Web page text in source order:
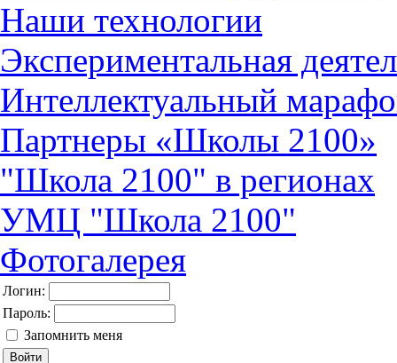
Наши технологии
Экспериментальная
Интеллектуальный
Партнеры «Школы 2100»
"Школа 2100" в регионах
УМЦ "Школа 2100"
Фотогалерея
Логин:
Пароль:
Запомнить меня